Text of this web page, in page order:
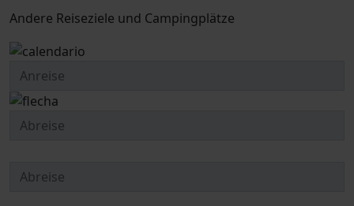
Andere Reiseziele und Campingplätze